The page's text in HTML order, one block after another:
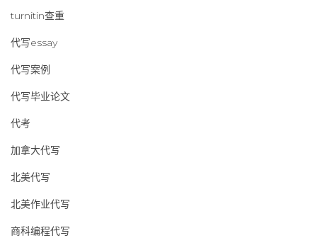
turnitin查重
代写essay
代写案例
代写毕业论文
代考
加拿大代写
北美代写
北美作业代写
商科编程代写